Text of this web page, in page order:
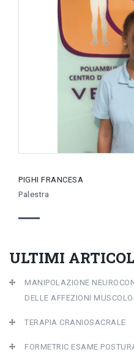
PIGHI FRANCESA
Palestra
ULTIMI
MANIPOLAZIONE
DELLE AFFEZIONI
TERAPIA CRANIOSACRALE
FORMETRIC ESAME